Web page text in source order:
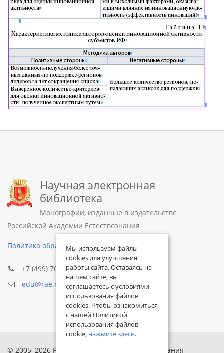
Научная электронная
библиотека
Монографии, изданные в издательстве
Российской Академии Естествознания
Политика обработки персональных данных
+7 (499) 705-72-30
edu@rae.ru
© 2005–2026 Российская академия естествознания
Мы используем файлы
cookies для улучшения
работы сайта. Оставаясь на
нашем сайте, вы
соглашаетесь с условиями
использования файлов
cookies. Чтобы ознакомиться
с нашей Политикой
использования файлов
cookie, нажмите здесь.